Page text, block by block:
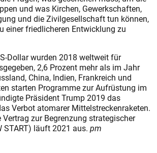
und was Kirchen, Gewerkschaften,
und die Zivilgesellschaft tun können,
einer friedlicheren Entwicklung zu
Dollar wurden 2018 weltweit für
2,6 Prozent mehr als im Jahr
China, Indien, Frankreich und
starten Programme zur Aufrüstung im
Präsident Trump 2019 das
Verbot atomarer Mittelstreckenraketen.
zur Begrenzung strategischer
START) läuft 2021 aus. pm